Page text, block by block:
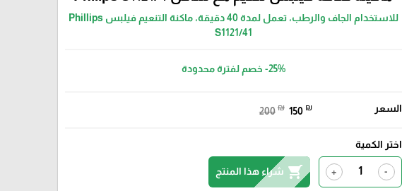
للاستخدام الجاف والرطب، تعمل لمدة 40 دقيقة، ماكنة التنعيم فيلبس Phillips
S1121/41
-25% خصم لفترة محدودة
السعر 200 ₪ 150 ₪
اختر الكمية
-
+
shopping_cart شراء هذا المنتج